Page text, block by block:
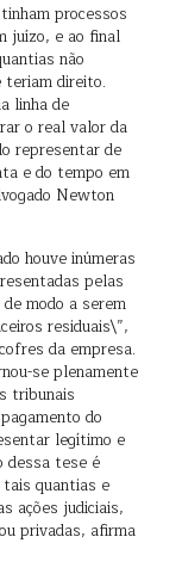
processos
juízo, e ao final
não
teriam direito.
linha de
o real valor da
representar de
e do tempo em
Newton
houve inúmeras
pelas
modo a serem
residuais\”,
da empresa.
se plenamente
tribunais
do
legítimo e
dessa tese é
quantias e
ações judiciais,
privadas, afirma